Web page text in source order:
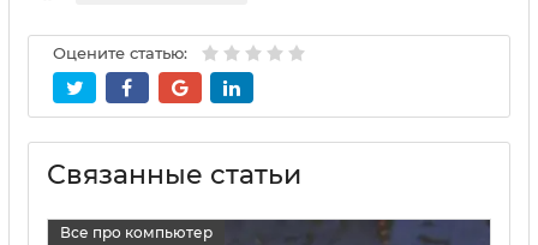
Оцените статью:
Связанные статьи
Все про компьютер